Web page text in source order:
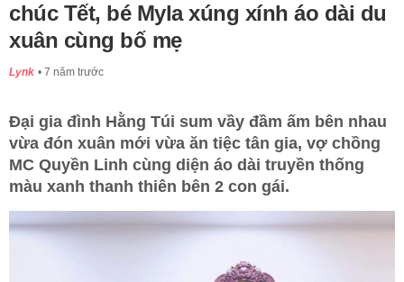
chúc Tết, bé Myla xúng xính áo dài du
xuân cùng bố mẹ
Lynk 7 năm trước
Đại gia đình Hằng Túi sum vầy đầm ấm bên nhau
vừa đón xuân mới vừa ăn tiệc tân gia, vợ chồng
MC Quyền Linh cùng diện áo dài truyền thống
màu xanh thanh thiên bên 2 con gái.